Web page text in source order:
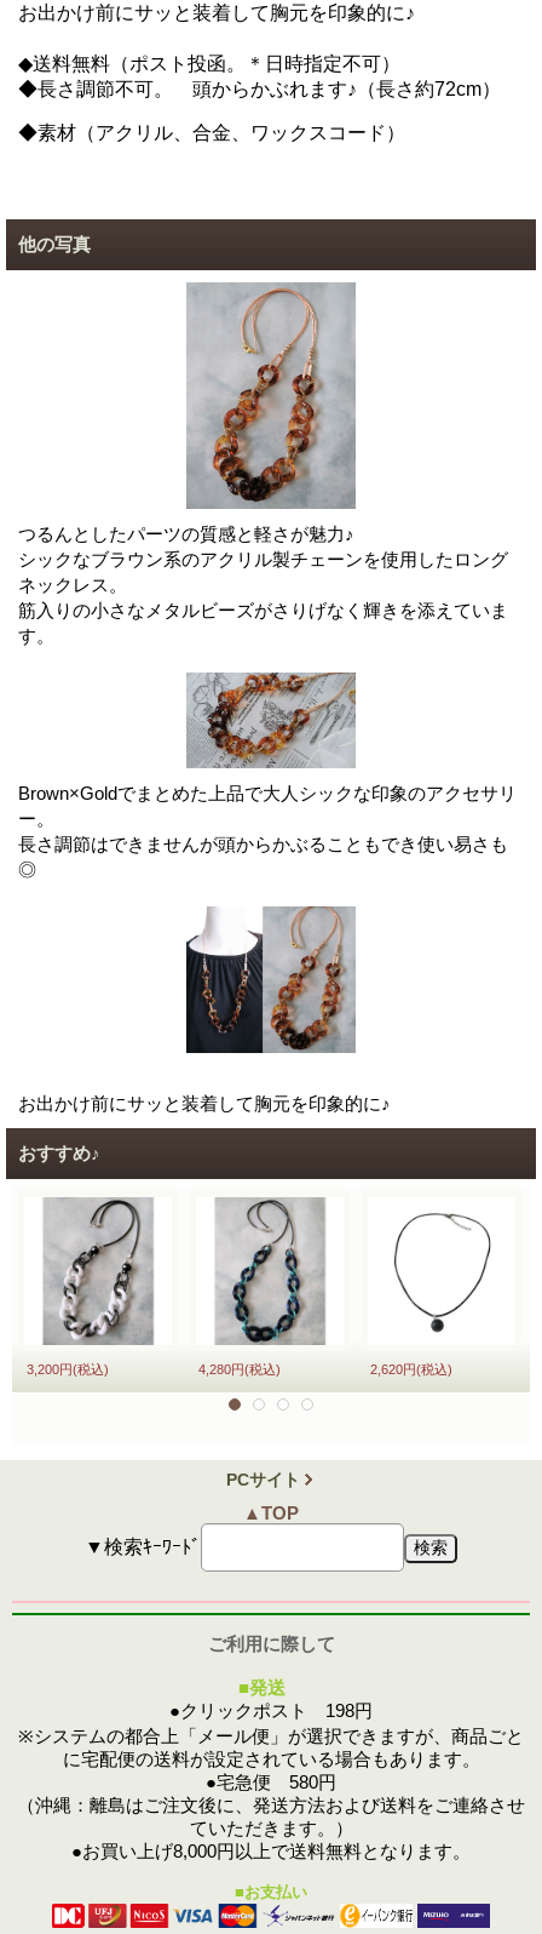
お出かけ前にサッと装着して胸元を印象的に♪
◆送料無料（ポスト投函。＊日時指定不可）
◆長さ調節不可。 頭からかぶれます♪（長さ約72cm）
◆素材（アクリル、合金、ワックスコード）
他の写真
つるんとしたパーツの質感と軽さが魅力♪
シックなブラウン系のアクリル製チェーンを使用したロング
ネックレス。
筋入りの小さなメタルビーズがさりげなく輝きを添えていま
す。
Brown×Goldでまとめた上品で大人シックな印象のアクセサリ
ー。
長さ調節はできませんが頭からかぶることもでき使い易さも
◎
お出かけ前にサッと装着して胸元を印象的に♪
おすすめ♪
3,200円(税込) 4,280円(税込) 2,620円(税込)
PCサイト
▲TOP
▼検索ｷｰﾜｰﾄﾞ
ご利用に際して
■発送
●クリックポスト 198円
※システムの都合上「メール便」が選択できますが、商品ごと
に宅配便の送料が設定されている場合もあります。
●宅急便 580円
（沖縄：離島はご注文後に、発送方法および送料をご連絡させ
ていただきます。）
●お買い上げ8,000円以上で送料無料となります。
■お支払い